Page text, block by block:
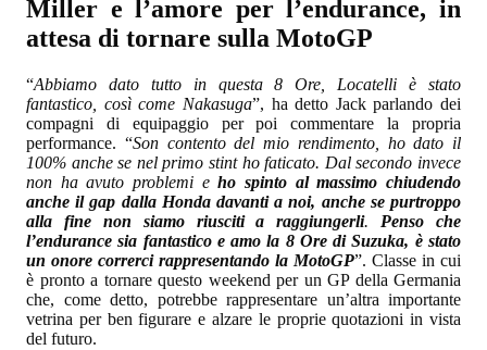
Miller e l’amore per l’endurance, in
attesa di tornare sulla MotoGP
“Abbiamo dato tutto in questa 8 Ore, Locatelli è stato
fantastico, così come Nakasuga”, ha detto Jack parlando dei
compagni di equipaggio per poi commentare la propria
performance. “Son contento del mio rendimento, ho dato il
100% anche se nel primo stint ho faticato. Dal secondo invece
non ha avuto problemi eho spinto al massimo chiudendo
anche il gap dalla Honda davanti a noi, anche se purtroppo
alla fine non siamo riusciti a raggiungerli. Penso che
l’endurance sia fantastico e amo la 8 Ore di Suzuka, è stato
un onore correrci rappresentando la MotoGP”. Classe in cui
è pronto a tornare questo weekend per un GP della Germania
che, come detto, potrebbe rappresentare un’altra importante
vetrina per ben figurare e alzare le proprie quotazioni in vista
del futuro.